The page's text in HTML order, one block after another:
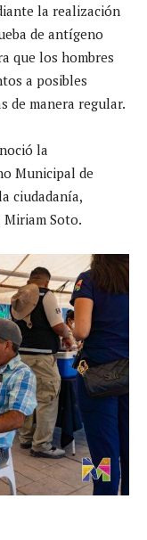
la realización
de antígeno
que los hombres
a posibles
de manera regular.
la
Municipal de
ciudadanía,
Miriam Soto.